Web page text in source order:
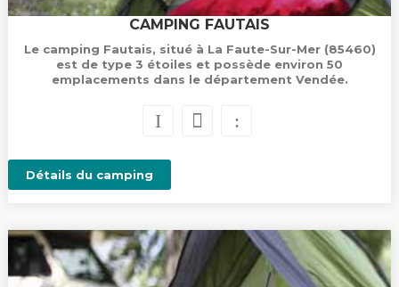
CAMPING FAUTAIS
Le camping Fautais, situé à La Faute-Sur-Mer (85460)
est de type 3 étoiles et possède environ 50
emplacements dans le département Vendée.
Détails du camping